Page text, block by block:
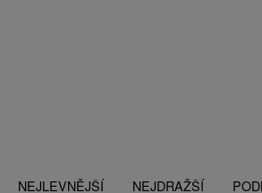
NEJLEVNĚJŠÍ NEJDRAŽŠÍ